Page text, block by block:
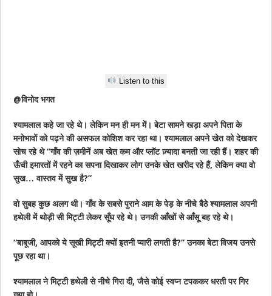
Listen to this
@विनोद भगत
श्यामलाल कहे जा रहे थे। लेकिन मन ही मन में। बेटा सामने खड़ा अपने पिता के
मनोभावों को पढ़ने की असफल कोशिश कर रहा था। श्यामलाल अपने खेत को देखकर
सोच रहे थे “गाँव की ज़मीनें अब खेत कम और प्लॉट ज़्यादा बनती जा रही हैं। शहर की
ऊँची इमारतों में रहने का सपना दिखाकर लोग उनके खेत खरीद रहे हैं, लेकिन क्या वो
सुख… वास्तव में सुख है?”
वो सुबह कुछ अलग थी। गाँव के सबसे पुराने आम के पेड़ के नीचे बैठे श्यामलाल अपनी
हथेली में थोड़ी सी मिट्टी लेकर सूँघ रहे थे। उनकी आँखों से आँसू बह रहे थे।
“बाबूजी, आपको ये सूखी मिट्टी क्यों इतनी प्यारी लगती है?” उनका बेटा विजय उनसे
पूछ रहा था।
श्यामलाल ने मिट्टी हथेली से नीचे गिरा दी, जैसे कोई स्वप्न टपककर धरती पर गिर